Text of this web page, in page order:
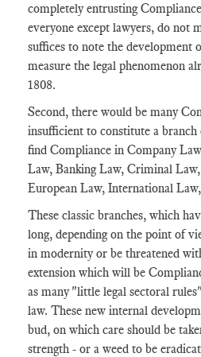
completely entrusting
everyone except lawyers, do not
suffices to note the development
measure the legal phenomenon
1808.
Second, there would be many
insufficient to constitute a
find Compliance in Company
Law, Banking Law, Criminal
European Law, International
These classic branches, which
long, depending on the point of
in modernity or be threatened
extension which will be
as many "little legal sectoral
law. These new internal
bud, on which care should be
strength - or a weed to be